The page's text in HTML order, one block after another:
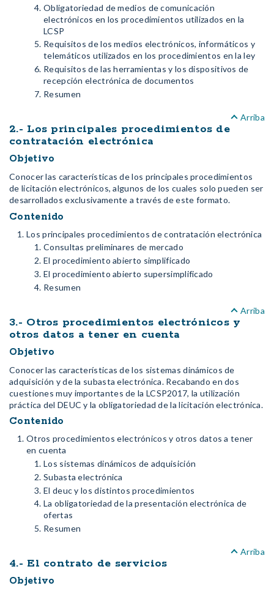
Obligatoriedad de medios de comunicación
electrónicos en los procedimientos utilizados en la
LCSP
Requisitos de los medios electrónicos, informáticos y
telemáticos utilizados en los procedimientos en la ley
Requisitos de las herramientas y los dispositivos de
recepción electrónica de documentos
Resumen
Arriba
2.- Los principales procedimientos de
contratación electrónica
Objetivo
Conocer las características de los principales procedimientos
de licitación electrónicos, algunos de los cuales solo pueden ser
desarrollados exclusivamente a través de este formato.
Contenido
Los principales procedimientos de contratación electrónica
Consultas preliminares de mercado
El procedimiento abierto simplificado
El procedimiento abierto supersimplificado
Resumen
Arriba
3.- Otros procedimientos electrónicos y
otros datos a tener en cuenta
Objetivo
Conocer las características de los sistemas dinámicos de
adquisición y de la subasta electrónica. Recabando en dos
cuestiones muy importantes de la LCSP2017, la utilización
práctica del DEUC y la obligatoriedad de la licitación electrónica.
Contenido
Otros procedimientos electrónicos y otros datos a tener
en cuenta
Los sistemas dinámicos de adquisición
Subasta electrónica
El deuc y los distintos procedimientos
La obligatoriedad de la presentación electrónica de
ofertas
Resumen
Arriba
4.- El contrato de servicios
Objetivo